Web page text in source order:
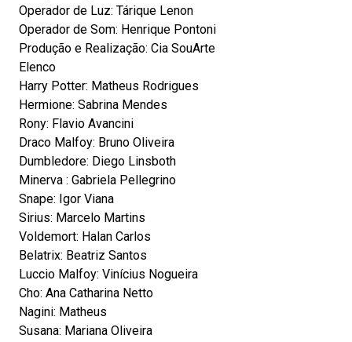
Operador de Luz: Tárique Lenon
Operador de Som: Henrique Pontoni
Produção e Realização: Cia SouArte
Elenco
Harry Potter: Matheus Rodrigues
Hermione: Sabrina Mendes
Rony: Flavio Avancini
Draco Malfoy: Bruno Oliveira
Dumbledore: Diego Linsboth
Minerva : Gabriela Pellegrino
Snape: Igor Viana
Sirius: Marcelo Martins
Voldemort: Halan Carlos
Belatrix: Beatriz Santos
Luccio Malfoy: Vinícius Nogueira
Cho: Ana Catharina Netto
Nagini: Matheus
Susana: Mariana Oliveira